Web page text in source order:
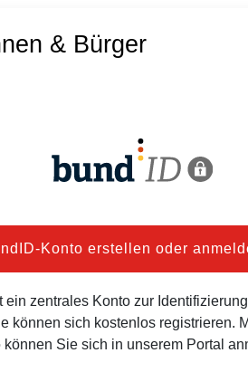
& Bürger
Konto erstellen oder
ein zentrales Konto zur
können sich kostenlos registrieren.
können Sie sich in unserem Portal